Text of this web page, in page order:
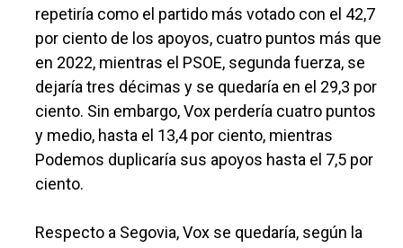
repetiría como el partido más votado con el 42,7
por ciento de los apoyos, cuatro puntos más que
en 2022, mientras el PSOE, segunda fuerza, se
dejaría tres décimas y se quedaría en el 29,3 por
ciento. Sin embargo, Vox perdería cuatro puntos
y medio, hasta el 13,4 por ciento, mientras
Podemos duplicaría sus apoyos hasta el 7,5 por
ciento.
Respecto a Segovia, Vox se quedaría, según la